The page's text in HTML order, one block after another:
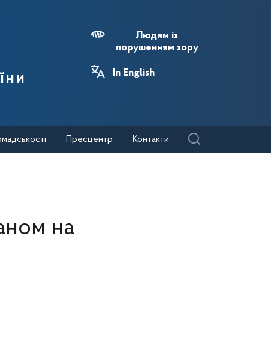
Людям із
порушенням зору
In English
Пресцентр Контакти
на